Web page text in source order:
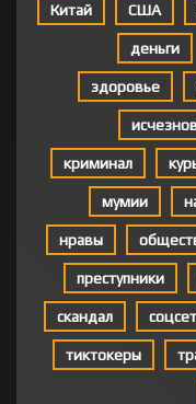
Китай США
деньги
здоровье
криминал
мумии
нравы
преступники
скандал
тиктокеры